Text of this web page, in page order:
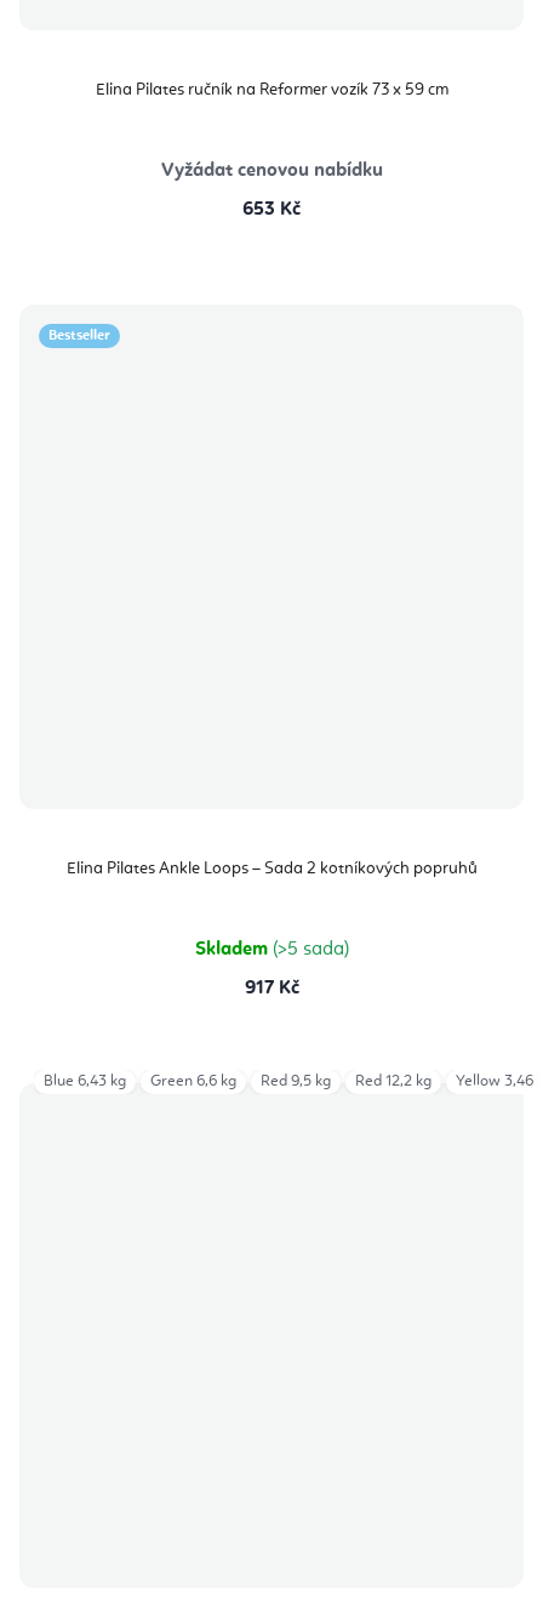
Elina Pilates ručník na Reformer vozík 73 x 59 cm
Vyžádat cenovou nabídku
653 Kč
Bestseller
Elina Pilates Ankle Loops – Sada 2 kotníkových popruhů
Skladem (>5 sada)
917 Kč
Blue 6,43 kg Green 6,6 kg Red 9,5 kg Red 12,2 kg Yellow 3,46